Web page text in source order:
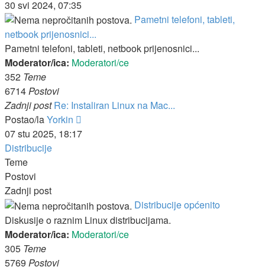
30 svi 2024, 07:35
Pametni telefoni, tableti,
netbook prijenosnici...
Pametni telefoni, tableti, netbook prijenosnici...
Moderator/ica: Moderatori/ce
352 Teme
6714Postovi
Zadnji post Re: Instaliran Linux na Mac...
Postao/laYorkin
post
07 stu 2025, 18:17
Distribucije
Teme
Postovi
Zadnji post
Distribucije općenito
Diskusije o raznim Linux distribucijama.
Moderator/ica: Moderatori/ce
305 Teme
5769 Postovi